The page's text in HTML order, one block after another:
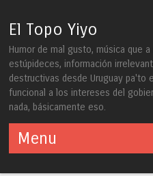
El Topo Yiyo
Humor de mal gusto, música que
estúpideces, información
destructivas desde Uruguay pa'to
funcional a los intereses del
nada, básicamente eso.
Menu